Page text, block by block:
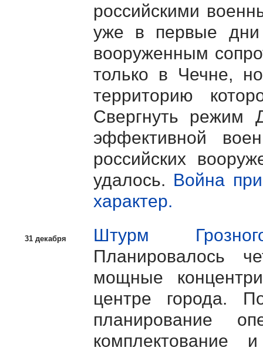
российскими
уже в первые дни
вооруженным
только в Чечне,
территорию
Свергнуть режим
эффективной
российских
удалось. Война
характер.
31 декабря
Штурм
Планировалось
мощные
центре города.
планирование
комплектование